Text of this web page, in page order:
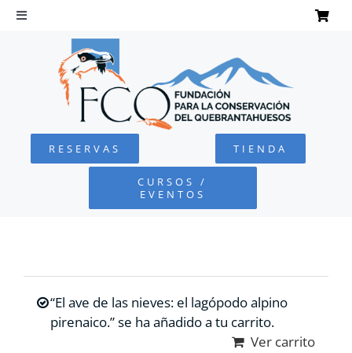
Saltar
Toggle
Navigation
QUEBRANTAHUESOS
FUNDACIÓN
COLABORA
RESERVAS TIENDA
CURSOS /
EVENTOS
“El ave de las nieves: el lagópodo alpino
pirenaico.” se ha añadido a tu carrito.
Ver carrito